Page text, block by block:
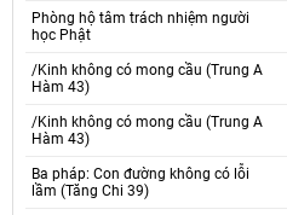
Phòng hộ tâm trách nhiệm người
học Phật
/Kinh không có mong cầu (Trung A
Hàm 43)
/Kinh không có mong cầu (Trung A
Hàm 43)
Ba pháp: Con đường không có lỗi
lầm (Tăng Chi 39)